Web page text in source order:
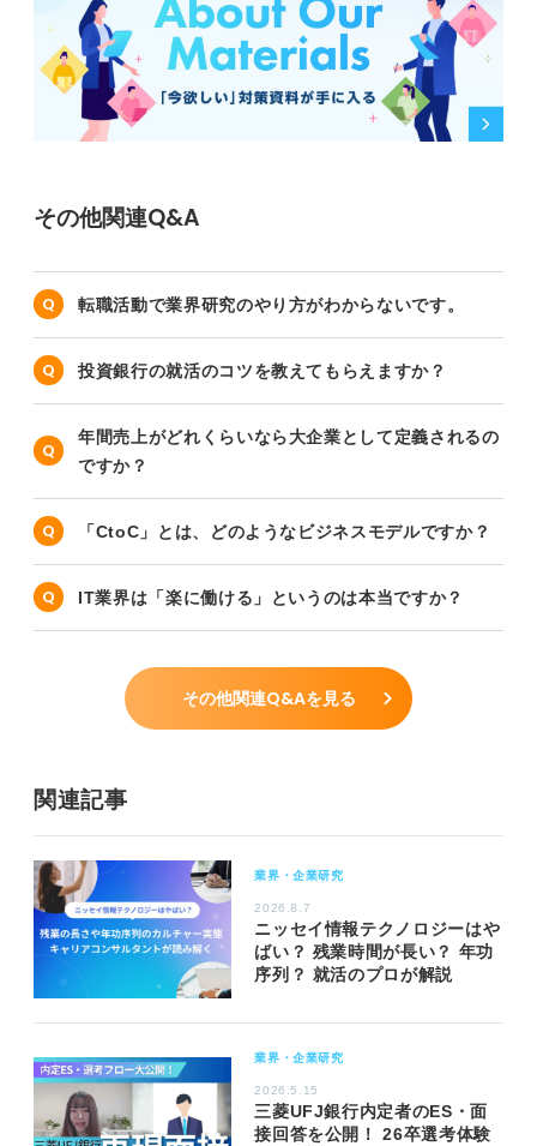
その他関連Q&A
転職活動で業界研究のやり方がわからないです。
投資銀行の就活のコツを教えてもらえますか？
年間売上がどれくらいなら大企業として定義されるの
ですか？
「CtoC」とは、どのようなビジネスモデルですか？
IT業界は「楽に働ける」というのは本当ですか？
その他関連Q&Aを見る
関連記事
業界・企業研究
2026.8.7
ニッセイ情報テクノロジーはや
ばい？ 残業時間が長い？ 年功
序列？ 就活のプロが解説
業界・企業研究
2026.5.15
三菱UFJ銀行内定者のES・面
接回答を公開！ 26卒選考体験